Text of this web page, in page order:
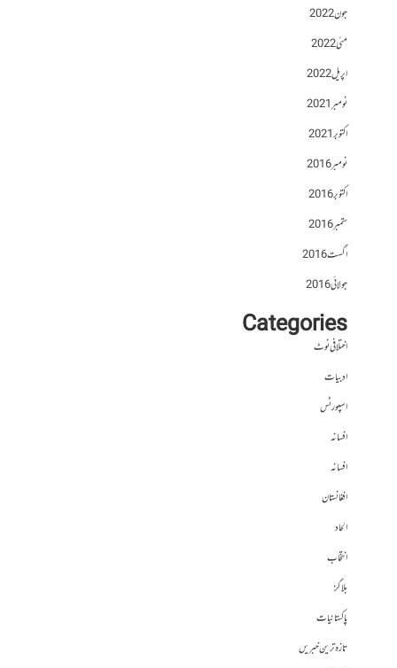
جون 2022
مئی 2022
اپریل 2022
نومبر 2021
اکتوبر 2021
نومبر 2016
اکتوبر 2016
ستمبر 2016
اگست 2016
جولائی 2016
Categories
اختلافی نوٹ
ادبیات
اسپورٹس
افسانہ
افسانہ
افغانستان
الحاد
انتخاب
بلاگز
پاکستانیات
تازہ ترین خبریں